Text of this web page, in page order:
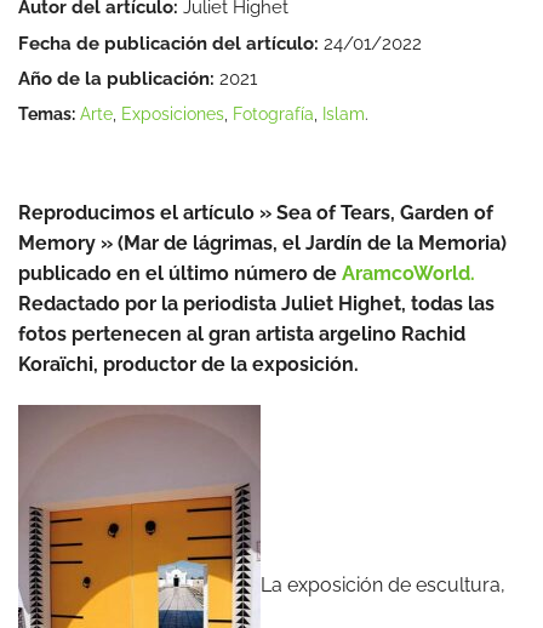
Autor del artículo: Juliet Highet
Fecha de publicación del artículo: 24/01/2022
Año de la publicación: 2021
Temas: Arte Exposiciones Fotografía Islam.
Reproducimos el artículo » Sea of Tears, Garden of
Memory » (Mar de lágrimas, el Jardín de la Memoria)
publicado en el último número de AramcoWorld.
Redactado por la periodista Juliet Highet, todas las
fotos pertenecen al gran artista argelino Rachid
Koraïchi, productor de la exposición.
La exposición de escultura,